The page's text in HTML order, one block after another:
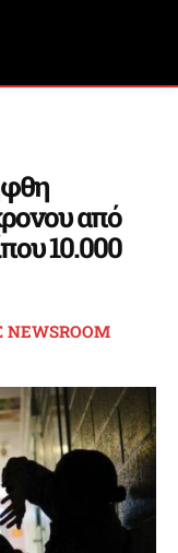
από
10.000